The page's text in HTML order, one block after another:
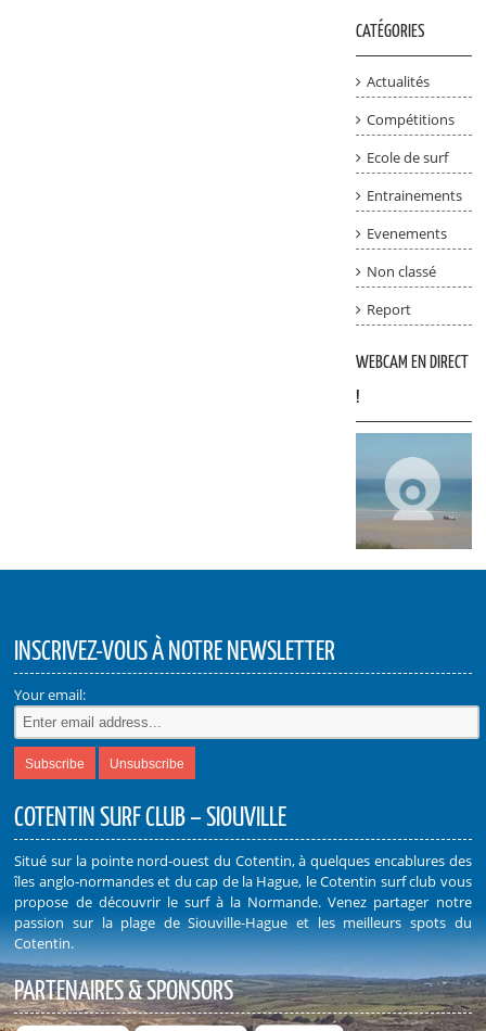
CATÉGORIES
Actualités
Compétitions
Ecole de surf
Entrainements
Evenements
Non classé
Report
WEBCAM EN DIRECT
!
INSCRIVEZ-VOUS À NOTRE NEWSLETTER
Your email:
COTENTIN SURF CLUB – SIOUVILLE
Situé sur la pointe nord-ouest du Cotentin, à quelques encablures des
îles anglo-normandes et du cap de la Hague, le Cotentin surf club vous
propose de découvrir le surf à la Normande. Venez partager notre
passion sur la plage de Siouville-Hague et les meilleurs spots du
Cotentin.
PARTENAIRES & SPONSORS